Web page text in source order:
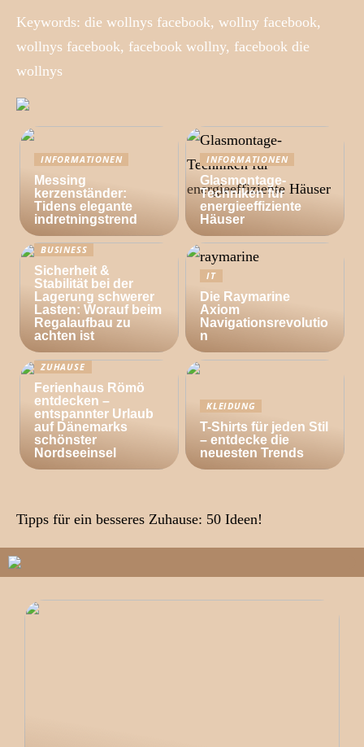
Keywords: die wollnys facebook, wollny facebook,
wollnys facebook, facebook wollny, facebook die
wollnys
INFORMATIONEN
Messing
kerzenständer:
Tidens elegante
indretningstrend
INFORMATIONEN
Glasmontage-
Techniken für
energieeffiziente
Häuser
BUSINESS
Sicherheit &
Stabilität bei der
Lagerung schwerer
Lasten: Worauf beim
Regalaufbau zu
achten ist
IT
Die Raymarine
Axiom
Navigationsrevolutio
n
ZUHAUSE
Ferienhaus Römö
entdecken –
entspannter Urlaub
auf Dänemarks
schönster
Nordseeinsel
KLEIDUNG
T-Shirts für jeden Stil
– entdecke die
neuesten Trends
Tipps für ein besseres Zuhause: 50 Ideen!